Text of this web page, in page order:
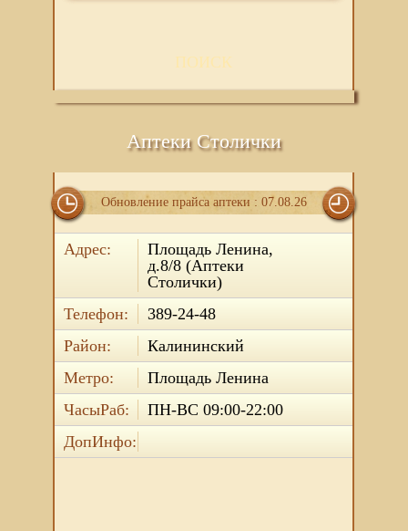
ПОИСК
Аптеки Столички
Обновление прайса аптеки : 07.08.26
Адрес:
Площадь Ленина,
д.8/8 (Аптеки
Столички)
Телефон:
389-24-48
Район:
Калининский
Метро:
Площадь Ленина
ЧасыРаб:
ПН-ВС 09:00-22:00
ДопИнфо: